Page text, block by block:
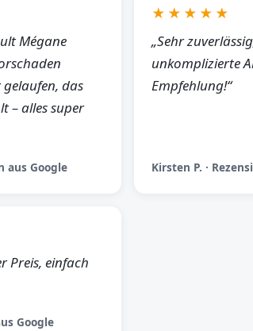
Mégane
das
– alles super
aus Google
★★★★★
„Sehr
unkomplizierte
Empfehlung!“
Kirsten P. ·
Preis, einfach
Google